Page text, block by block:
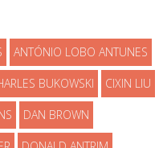
ANTÓNIO LOBO ANTUNES
BUKOWSKI CIXIN LIU
DAN BROWN